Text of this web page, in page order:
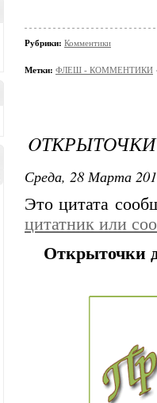
Рубрики: Комментики
Метки: ФЛЕШ - КОММЕНТИКИ
Среда, 28 Марта
Это цитата
цитатник или
Oткрыточки